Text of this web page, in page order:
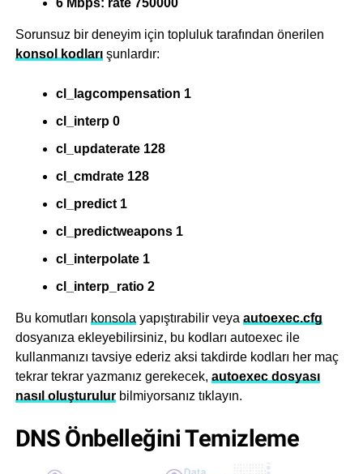
6 Mbps: rate 750000
Sorunsuz bir deneyim için topluluk tarafından önerilen
konsol kodlarışunlardır:
cl_lagcompensation 1
cl_interp 0
cl_updaterate 128
cl_cmdrate 128
cl_predict 1
cl_predictweapons 1
cl_interpolate 1
cl_interp_ratio 2
Bu komutları konsola yapıştırabilir veya autoexec.cfg
dosyanıza ekleyebilirsiniz, bu kodları autoexec ile
kullanmanızı tavsiye ederiz aksi takdirde kodları her maç
tekrar tekrar yazmanız gerekecek, autoexec dosyası
nasıl oluşturulur bilmiyorsanız tıklayın.
DNS Önbelleğini Temizleme